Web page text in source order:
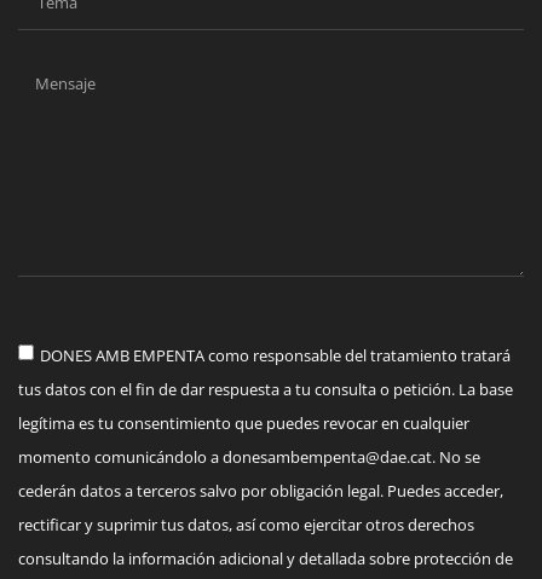
DONES AMB EMPENTA como responsable del tratamiento tratará
tus datos con el fin de dar respuesta a tu consulta o petición. La base
legítima es tu consentimiento que puedes revocar en cualquier
momento comunicándolo adonesambempenta@dae.cat. No se
cederán datos a terceros salvo por obligación legal. Puedes acceder,
rectificar y suprimir tus datos, así como ejercitar otros derechos
consultando la información adicional y detallada sobre protección de